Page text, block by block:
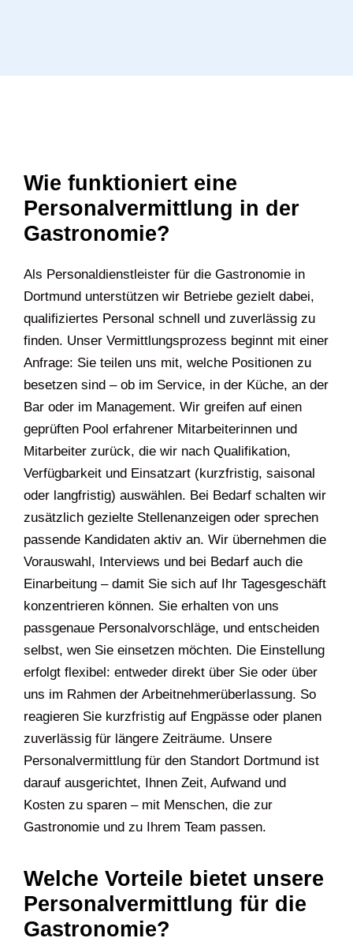
Wie funktioniert eine
Personalvermittlung in der
Gastronomie?
Als Personaldienstleister für die Gastronomie in
Dortmund unterstützen wir Betriebe gezielt dabei,
qualifiziertes Personal schnell und zuverlässig zu
finden. Unser Vermittlungsprozess beginnt mit einer
Anfrage: Sie teilen uns mit, welche Positionen zu
besetzen sind – ob im Service, in der Küche, an der
Bar oder im Management. Wir greifen auf einen
geprüften Pool erfahrener Mitarbeiterinnen und
Mitarbeiter zurück, die wir nach Qualifikation,
Verfügbarkeit und Einsatzart (kurzfristig, saisonal
oder langfristig) auswählen. Bei Bedarf schalten wir
zusätzlich gezielte Stellenanzeigen oder sprechen
passende Kandidaten aktiv an. Wir übernehmen die
Vorauswahl, Interviews und bei Bedarf auch die
Einarbeitung – damit Sie sich auf Ihr Tagesgeschäft
konzentrieren können. Sie erhalten von uns
passgenaue Personalvorschläge, und entscheiden
selbst, wen Sie einsetzen möchten. Die Einstellung
erfolgt flexibel: entweder direkt über Sie oder über
uns im Rahmen der Arbeitnehmerüberlassung. So
reagieren Sie kurzfristig auf Engpässe oder planen
zuverlässig für längere Zeiträume. Unsere
Personalvermittlung für den Standort Dortmund ist
darauf ausgerichtet, Ihnen Zeit, Aufwand und
Kosten zu sparen – mit Menschen, die zur
Gastronomie und zu Ihrem Team passen.
Welche Vorteile bietet unsere
Personalvermittlung für die
Gastronomie?